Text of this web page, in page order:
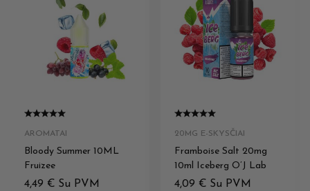
AROMATAI
Bloody Summer 10ML
Fruizee
4,49 € Su PVM
20MG E-SKYSČIAI
Framboise Salt 20mg
10ml Iceberg O’J Lab
4,09 € Su PVM